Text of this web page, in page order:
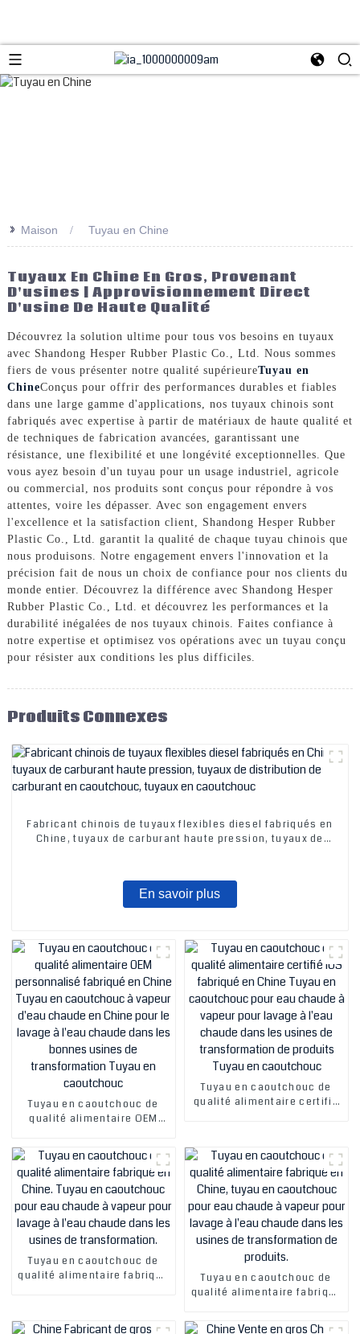
>> Maison Tuyau en Chine
Tuyaux En Chine En Gros, Provenant
D'usines | Approvisionnement Direct
D'usine De Haute Qualité
Découvrez la solution ultime pour tous vos besoins en tuyaux
avec Shandong Hesper Rubber Plastic Co., Ltd. Nous sommes
fiers de vous présenter notre qualité supérieureTuyau en
ChineConçus pour offrir des performances durables et fiables
dans une large gamme d'applications, nos tuyaux chinois sont
fabriqués avec expertise à partir de matériaux de haute qualité et
de techniques de fabrication avancées, garantissant une
résistance, une flexibilité et une longévité exceptionnelles. Que
vous ayez besoin d'un tuyau pour un usage industriel, agricole
ou commercial, nos produits sont conçus pour répondre à vos
attentes, voire les dépasser. Avec son engagement envers
l'excellence et la satisfaction client, Shandong Hesper Rubber
Plastic Co., Ltd. garantit la qualité de chaque tuyau chinois que
nous produisons. Notre engagement envers l'innovation et la
précision fait de nous un choix de confiance pour nos clients du
monde entier. Découvrez la différence avec Shandong Hesper
Rubber Plastic Co., Ltd. et découvrez les performances et la
durabilité inégalées de nos tuyaux chinois. Faites confiance à
notre expertise et optimisez vos opérations avec un tuyau conçu
pour résister aux conditions les plus difficiles.
Produits Connexes
Fabricant chinois de tuyaux flexibles diesel fabriqués en
Chine, tuyaux de carburant haute pression, tuyaux de
En savoir plus
Tuyau en caoutchouc de
qualité alimentaire OEM
Chine Tuyau en caoutchouc
à vapeur d'eau chaude en
Chine pour le lavage à l'eau
chaude dans les bonnes
usines de transformation
Tuyau en caoutchouc
Tuyau en caoutchouc de
qualité alimentaire certifié
lavage à l'eau chaude dans
les usines de
transformation de produits
Tuyau en caoutchouc
Tuyau en caoutchouc de
qualité alimentaire fabriqué
Tuyau en caoutchouc de
qualité alimentaire fabriqué
caoutchouc pour eau